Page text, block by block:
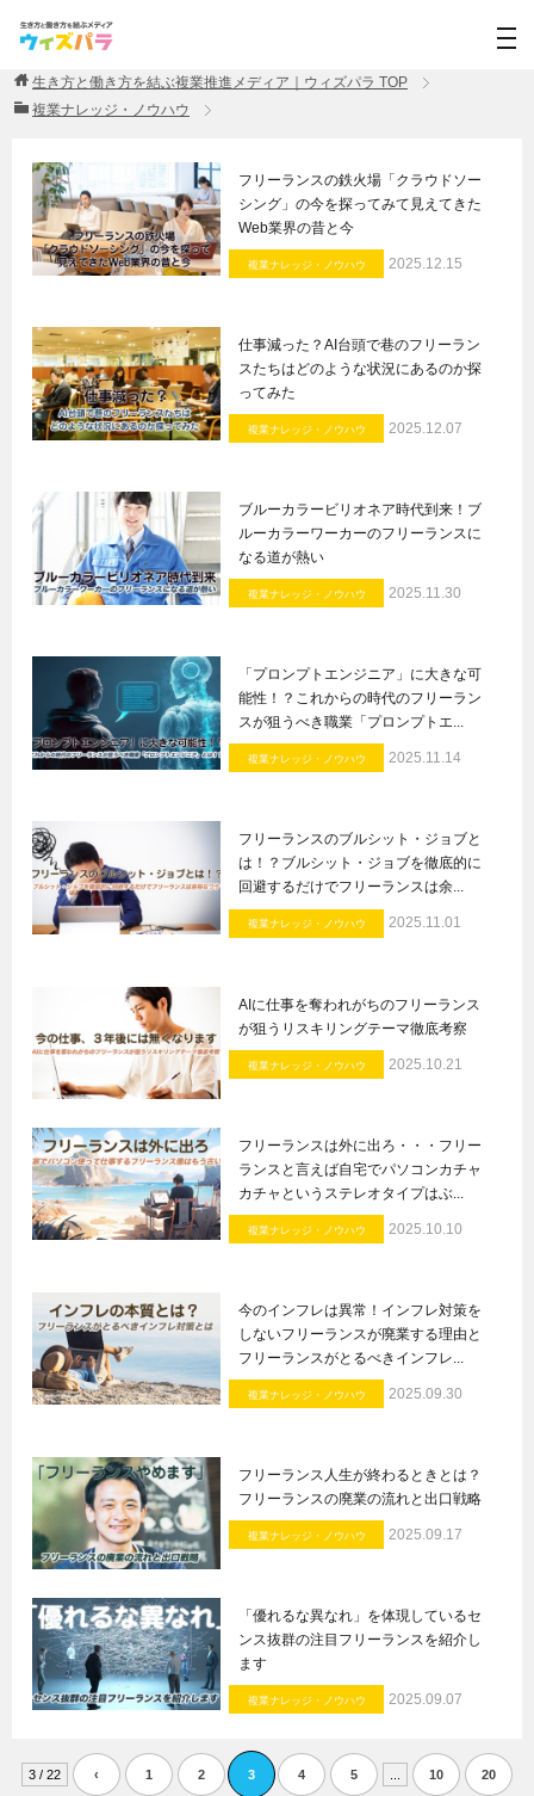
生き方と働き方を結ぶ複業推進メディア｜ウィズパラ TOP
複業ナレッジ・ノウハウ
フリーランスの鉄火場「クラウドソー
シング」の今を探ってみて見えてきた
Web業界の昔と今
複業ナレッジ・ノウハウ 2025.12.15
仕事減った？AI台頭で巷のフリーラン
スたちはどのような状況にあるのか探
ってみた
複業ナレッジ・ノウハウ 2025.12.07
ブルーカラービリオネア時代到来！ブ
ルーカラーワーカーのフリーランスに
なる道が熱い
複業ナレッジ・ノウハウ 2025.11.30
「プロンプトエンジニア」に大きな可
能性！？これからの時代のフリーラン
スが狙うべき職業「プロンプトエ...
複業ナレッジ・ノウハウ 2025.11.14
フリーランスのブルシット・ジョブと
は！？ブルシット・ジョブを徹底的に
回避するだけでフリーランスは余...
複業ナレッジ・ノウハウ 2025.11.01
AIに仕事を奪われがちのフリーランス
が狙うリスキリングテーマ徹底考察
複業ナレッジ・ノウハウ 2025.10.21
フリーランスは外に出ろ・・・フリー
ランスと言えば自宅でパソコンカチャ
カチャというステレオタイプはぶ...
複業ナレッジ・ノウハウ 2025.10.10
今のインフレは異常！インフレ対策を
しないフリーランスが廃業する理由と
フリーランスがとるべきインフレ...
複業ナレッジ・ノウハウ 2025.09.30
フリーランス人生が終わるときとは？
フリーランスの廃業の流れと出口戦略
複業ナレッジ・ノウハウ 2025.09.17
「優れるな異なれ」を体現しているセ
ンス抜群の注目フリーランスを紹介し
ます
複業ナレッジ・ノウハウ 2025.09.07
3 / 22 ‹ 1 2 3 4 5 10 20